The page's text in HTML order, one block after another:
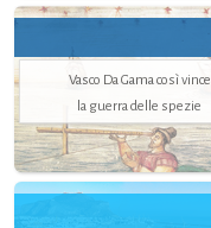
Vasco Da Gama così vince
la guerra delle spezie